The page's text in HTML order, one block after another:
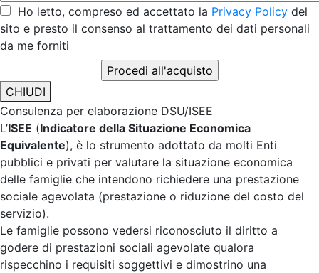
Ho letto, compreso ed accettato la Privacy Policy del
sito e presto il consenso al trattamento dei dati personali
da me forniti
CHIUDI
Consulenza per elaborazione DSU/ISEE
L’ISEE (Indicatore della Situazione Economica
Equivalente), è lo strumento adottato da molti Enti
pubblici e privati per valutare la situazione economica
delle famiglie che intendono richiedere una prestazione
sociale agevolata (prestazione o riduzione del costo del
servizio).
Le famiglie possono vedersi riconosciuto il diritto a
godere di prestazioni sociali agevolate qualora
rispecchino i requisiti soggettivi e dimostrino una